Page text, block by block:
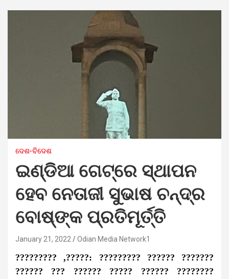
ଦେଶ-ବିଦେଶ
ଇଣ୍ଡିଆ ଗେଟ୍‌ରେ ସ୍ଥାପନ
ହେବ ନେତାଜୀ ସୁଭାଷ ଚନ୍ଦ୍ର
ବୋଷ୍‌ଙ୍କ ପ୍ରତିମୂର୍ତ୍ତି
January 21, 2022 Odian Media Network1
????????? ,?????: ????????? ?????? ???????
?????? ??? ?????? ????? ?????? ????????